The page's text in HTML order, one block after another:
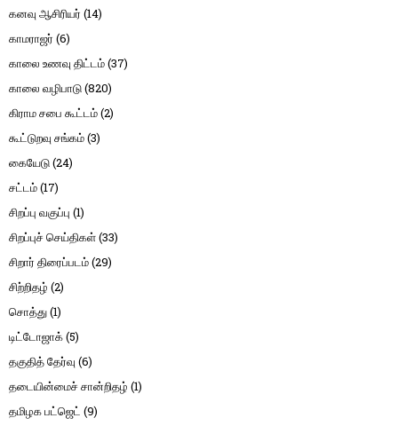
கனவு ஆசிரியர் (14)
காமராஜர் (6)
காலை உணவு திட்டம்(37)
காலை வழிபாடு(820)
கிராம சபை கூட்டம்(2)
கூட்டுறவு சங்கம்(3)
கையேடு(24)
சட்டம்(17)
சிறப்பு வகுப்பு (1)
சிறப்புச் செய்திகள்(33)
சிறார் திரைப்படம்(29)
சிற்றிதழ் (2)
சொத்து(1)
டிட்டோஜாக்(5)
தகுதித் தேர்வு (6)
தடையின்மைச் சான்றிதழ் (1)
தமிழக பட்ஜெட் (9)